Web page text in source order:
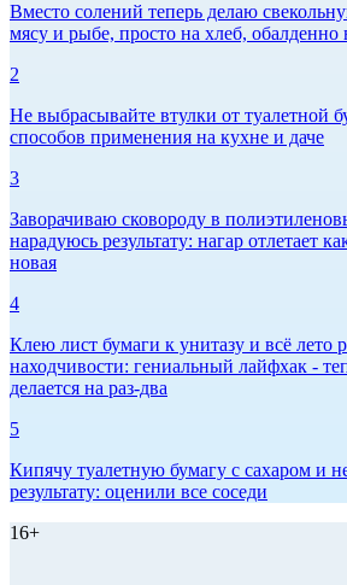
Вместо солений теперь делаю
мясу и рыбе, просто на хлеб, обалденно
2
Не выбрасывайте втулки от туалетной
способов применения на кухне и даче
3
Заворачиваю сковороду в
нарадуюсь результату: нагар отлетает
новая
4
Клею лист бумаги к унитазу и всё лето
находчивости: гениальный лайфхак -
делается на раз-два
5
Кипячу туалетную бумагу с сахаром и
результату: оценили все соседи
16+